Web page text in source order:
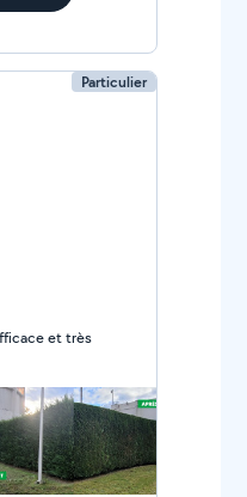
Particulier
et très